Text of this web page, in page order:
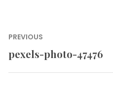
Навигация
по
PREVIOUS
Previous
pexels-photo-47476